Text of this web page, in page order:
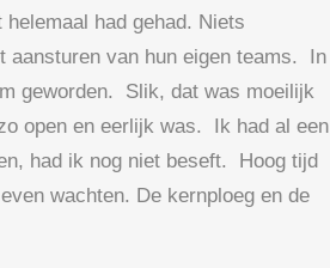
had gehad. Niets
aansturen van hun eigen teams. In
geworden. Slik, dat was moeilijk
open en eerlijk was. Ik had al een
had ik nog niet beseft. Hoog tijd
wachten. De kernploeg en de